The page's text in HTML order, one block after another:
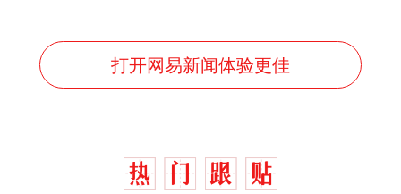
打开网易新闻体验更佳